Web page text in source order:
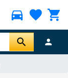
directions_car favorite shopping_cart
search person